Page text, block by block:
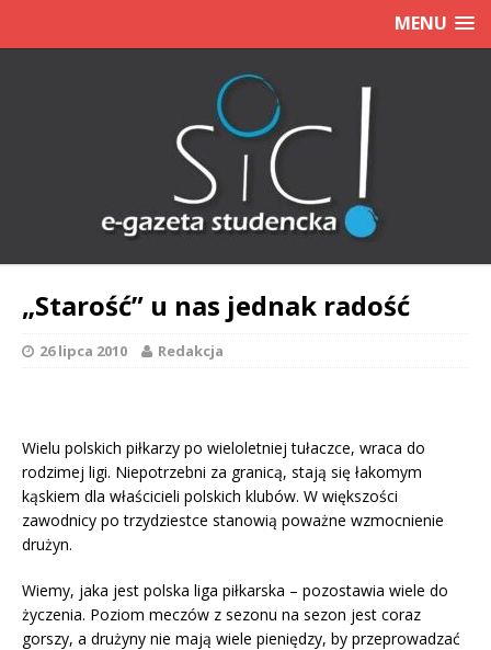
MENU
„Starość” u nas jednak radość
26 lipca 2010 Redakcja
Wielu polskich piłkarzy po wieloletniej tułaczce, wraca do
rodzimej ligi. Niepotrzebni za granicą, stają się łakomym
kąskiem dla właścicieli polskich klubów. W większości
zawodnicy po trzydziestce stanowią poważne wzmocnienie
drużyn.
Wiemy, jaka jest polska liga piłkarska – pozostawia wiele do
życzenia. Poziom meczów z sezonu na sezon jest coraz
gorszy, a drużyny nie mają wiele pieniędzy, by przeprowadzać